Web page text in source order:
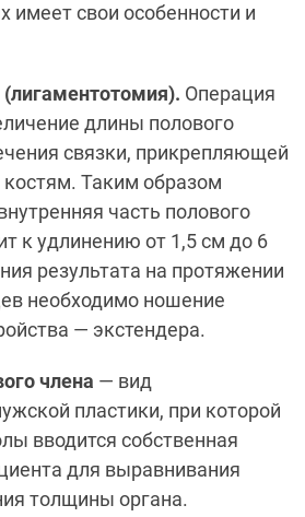
имеет свои особенности и
Операция
длины полового
связки, прикрепляющей
Таким образом
часть полового
к удлинению от 1,5 см до 6
результата на протяжении
необходимо ношение
— экстендера.
члена — вид
пластики, при которой
вводится собственная
для выравнивания
толщины органа.